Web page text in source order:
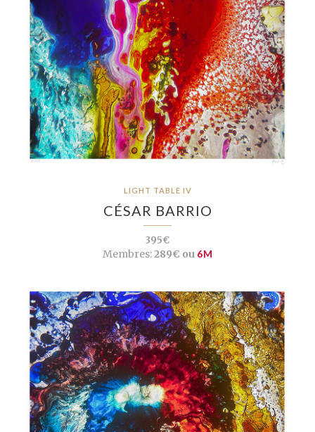
LIGHT TABLE IV
CÉSAR BARRIO
395€
Membres:289€ ou 6M